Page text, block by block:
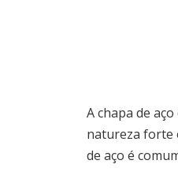
A chapa de
natureza forte
de aço é